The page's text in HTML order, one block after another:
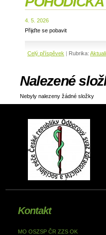
4. 5. 2026
Přijďte se pobavit
Celý příspěvek | Rubrika:
Nalezené
Nebyly nalezeny žádné složky
Kontakt
MO OSZSP ČR ZZS OK